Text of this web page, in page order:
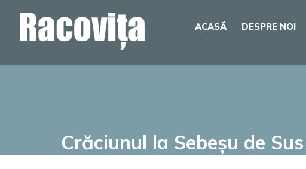
ACASĂ DESPRE NOI
Crăciunul la Sebeșu de